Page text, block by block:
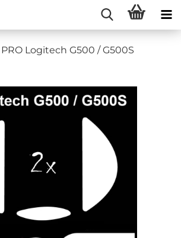
Logitech G500 / G500S